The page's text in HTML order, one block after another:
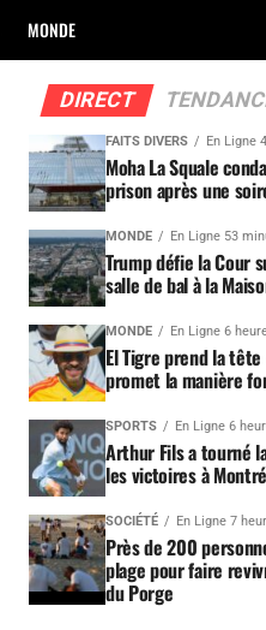
MONDE
DIRECT
FAITS DIVERS En Ligne
Moha La Squale
prison après une
MONDE En Ligne 53
Trump défie la Cour
salle de bal à la
MONDE En Ligne 6
El Tigre prend la
promet la manière
SPORTS En Ligne 6
Arthur Fils a tourné
les victoires à
SOCIÉTÉ En Ligne 7
Près de 200
plage pour faire
du Porge